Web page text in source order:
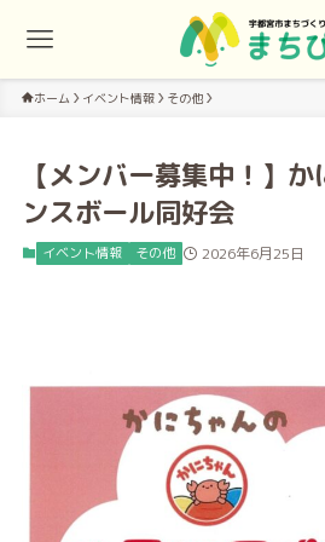
ホーム イベント情報 その他
【メンバー募集中！】
ンスボール同好会
イベント情報 その他 2026年6月25日